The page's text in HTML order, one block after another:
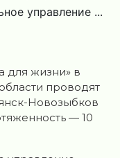
управление ...
для жизни» в
проводят
Новозыбков
— 10